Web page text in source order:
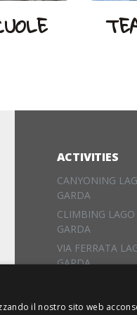
ACTIVITIES
CANYONING
GARDA
CLIMBING
GARDA
VIA FERRATA
GARDA
il nostro sito web